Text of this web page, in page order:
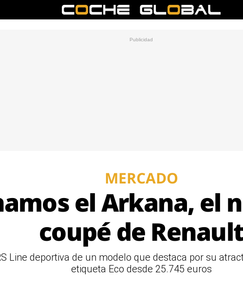
MERCADO
el Arkana, el
coupé de Renault
Line deportiva de un modelo que destaca por su
etiqueta Eco desde 25.745 euros